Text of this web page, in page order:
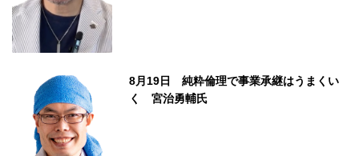
8月19日 純粋倫理で事業承継はうまくい
く 宮治勇輔氏